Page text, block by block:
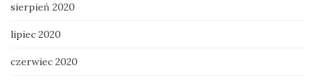
sierpień 2020
lipiec 2020
czerwiec 2020